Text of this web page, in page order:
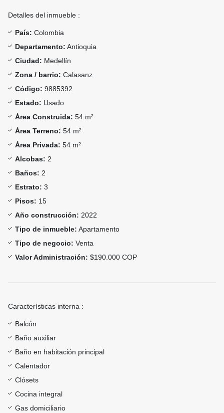
Detalles del inmueble :
País: Colombia
Departamento: Antioquia
Ciudad: Medellín
Zona / barrio: Calasanz
Código: 9885392
Estado: Usado
Área Construida: 54 m²
Área Terreno: 54 m²
Área Privada: 54 m²
Alcobas: 2
Baños: 2
Estrato: 3
Pisos: 15
Año construcción: 2022
Tipo de inmueble: Apartamento
Tipo de negocio: Venta
Valor Administración: $190.000 COP
Características interna :
Balcón
Baño auxiliar
Baño en habitación principal
Calentador
Clósets
Cocina integral
Gas domiciliario